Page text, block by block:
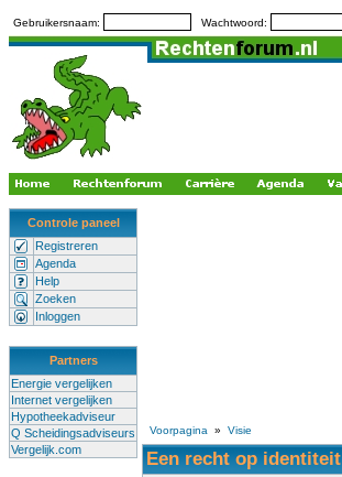
Gebruikersnaam: Wachtwoord:
Controle paneel
Registreren
Agenda
Help
Zoeken
Inloggen
Partners
Energie vergelijken
Internet vergelijken
Hypotheekadviseur
Q Scheidingsadviseurs
Vergelijk.com
Voorpagina » Visie
Een recht op identiteit